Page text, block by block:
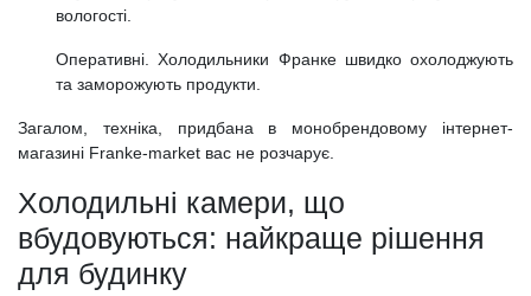
вологості.
Оперативні. Холодильники Франке швидко охолоджують
та заморожують продукти.
Загалом, техніка, придбана в монобрендовому інтернет-
магазині Franke-market вас не розчарує.
Холодильні камери, що
вбудовуються: найкраще рішення
для будинку